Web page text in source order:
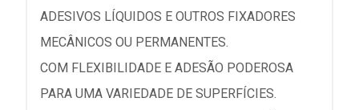
ADESIVOS LÍQUIDOS E OUTROS FIXADORES
MECÂNICOS OU PERMANENTES.
COM FLEXIBILIDADE E ADESÃO PODEROSA
PARA UMA VARIEDADE DE SUPERFÍCIES.